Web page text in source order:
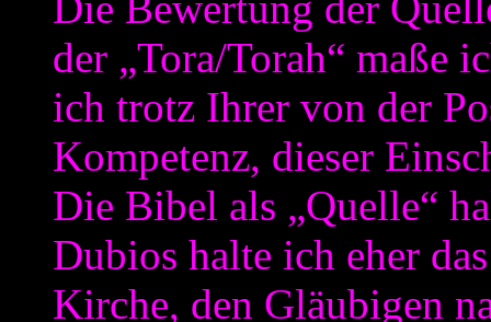
der „Tora/Torah“ maße
ich trotz Ihrer von der
Kompetenz, dieser
Die Bibel als „Quelle“
Dubios halte ich eher
Kirche, den Gläubigen